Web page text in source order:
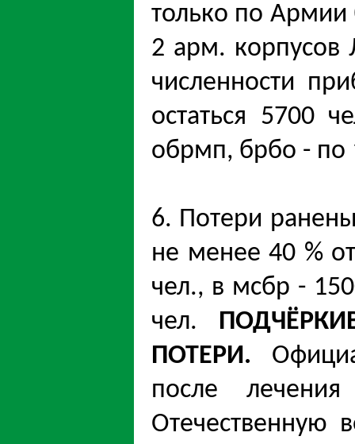
только по Армии
2 арм. корпусов
численности
остаться 5700
обрмп, брбо - по
6. Потери
не менее 40 %
чел., в мсбр -
чел.
ПОТЕРИ.
после
Отечественную